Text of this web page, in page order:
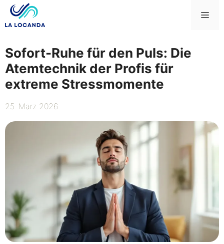
Zum
Inhalt
Sofort-Ruhe für den Puls: Die
Atemtechnik der Profis für
extreme Stressmomente
25. März 2026